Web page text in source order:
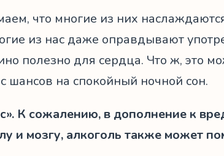
что многие из них
из нас даже оправдывают
полезно для сердца. Что ж, это
шансов на спокойный ночной сон.
К сожалению, в дополнение к
и мозгу, алкоголь также может